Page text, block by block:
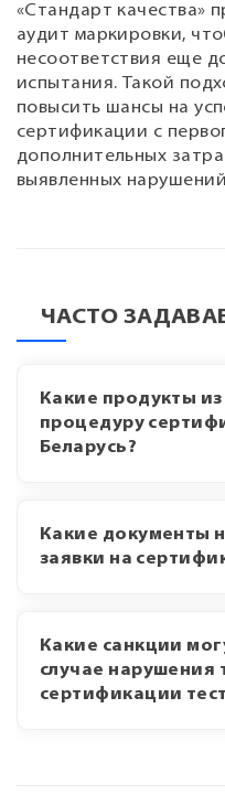
«Стандарт качества»
аудит маркировки,
несоответствия еще
испытания. Такой
повысить шансы на
сертификации с
дополнительных
выявленных
ЧАСТО
Какие продукты
процедуру
Беларусь?
Какие документы
заявки на
Какие санкции
случае нарушения
сертификации